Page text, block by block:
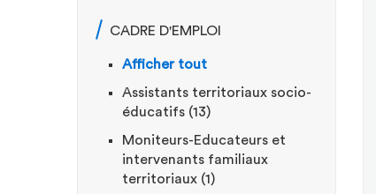
CADRE D'EMPLOI
Afficher tout
Assistants territoriaux socio-
éducatifs (13)
Moniteurs-Educateurs et
intervenants familiaux
territoriaux (1)